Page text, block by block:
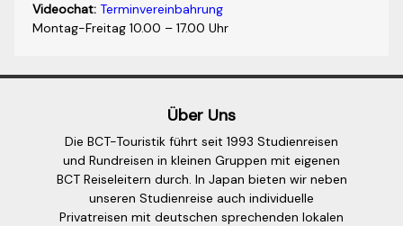
Videochat: Terminvereinbahrung
Montag-Freitag 10.00 – 17.00 Uhr
Über Uns
Die BCT-Touristik führt seit 1993 Studienreisen
und Rundreisen in kleinen Gruppen mit eigenen
BCT Reiseleitern durch. In Japan bieten wir neben
unseren Studienreise auch individuelle
Privatreisen mit deutschen sprechenden lokalen